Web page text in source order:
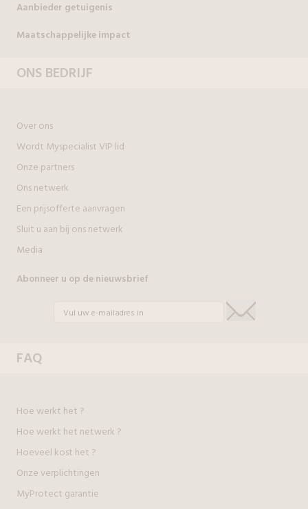
Aanbieder getuigenis
Maatschappelijke impact
ONS BEDRIJF
Over ons
Wordt Myspecialist VIP lid
Onze partners
Ons netwerk
Een prijsofferte aanvragen
Sluit u aan bij ons netwerk
Media
Abonneer u op de nieuwsbrief
FAQ
Hoe werkt het ?
Hoe werkt het netwerk ?
Hoeveel kost het ?
Onze verplichtingen
MyProtect garantie